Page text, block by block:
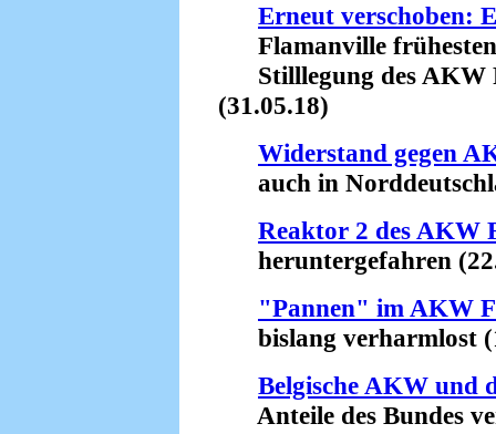
Erneut verschoben:
Flamanville
Stilllegung des AKW
(31.05.18)
Widerstand gegen
auch in
Reaktor 2 des AKW
heruntergefahren
"Pannen" im AKW
bislang verharmlost
Belgische AKW und
Anteile des Bundes